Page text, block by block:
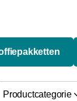
Productcategorie